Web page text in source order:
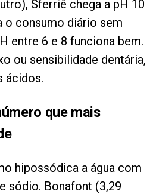
Sferriê chega a pH 10
o consumo diário sem
entre 6 e 8 funciona bem.
ou sensibilidade dentária,
ácidos.
que mais
hipossódica a água com
sódio. Bonafont (3,29